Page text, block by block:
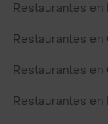
Restaurantes en
Restaurantes en
Restaurantes en
Restaurantes en